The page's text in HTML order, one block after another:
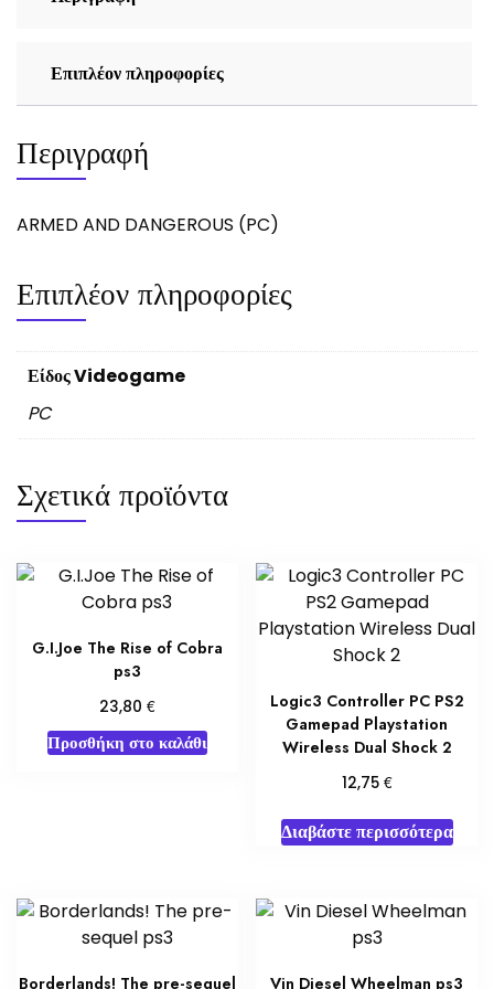
Επιπλέον πληροφορίες
Περιγραφή
ARMED AND DANGEROUS (PC)
Επιπλέον πληροφορίες
Είδος Videogame
PC
Σχετικά προϊόντα
G.I.Joe The Rise of Cobra
ps3
23,80 €
Προσθήκη στο καλάθι
Logic3 Controller PC PS2
Gamepad Playstation
Wireless Dual Shock 2
12,75 €
Διαβάστε περισσότερα
Borderlands! The pre-sequel Vin Diesel Wheelman ps3